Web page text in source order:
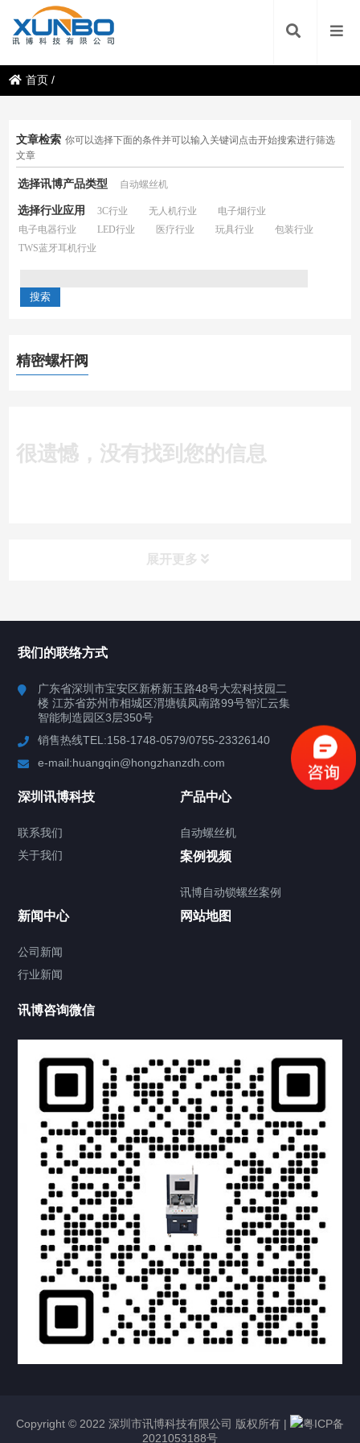
首页 /
文章检索 你可以选择下面的条件并可以输入关键词点击开始搜索进行筛选
文章
选择讯博产品类型 自动螺丝机
选择行业应用 3C行业 无人机行业
电子烟行业
电子电器行业
LED行业 医疗行业 玩具行业
包装行业
TWS蓝牙耳机行业
精密螺杆阀
很遗憾，没有找到您的信息
展开更多
行业案例
联系我们
关于我们
提交您的需求，获取产品资料与报价
我们的联络方式
广东省深圳市宝安区新桥新玉路48号大宏科技园二
楼 江苏省苏州市相城区渭塘镇凤南路99号智汇云集
智能制造园区3层350号
销售热线TEL:158-1748-0579/0755-23326140
e-mail:huangqin@hongzhanzdh.com
深圳讯博科技
联系我们
关于我们
产品中心
自动螺丝机
案例视频
讯博自动锁螺丝案例
新闻中心
公司新闻
行业新闻
网站地图
讯博咨询微信
Copyright © 2022 深圳市讯博科技有限公司 版权所有 |
粤ICP备
2021053188号